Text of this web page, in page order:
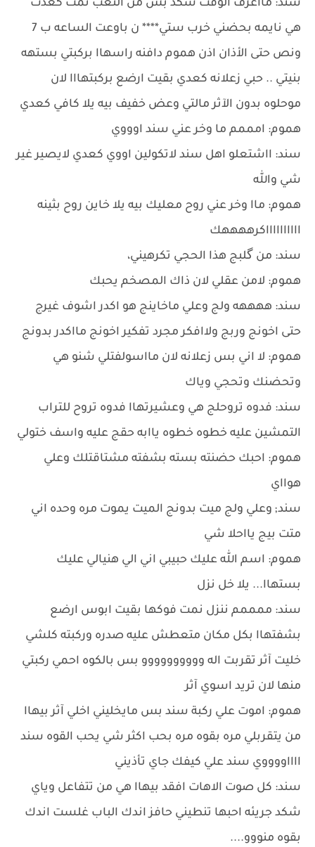
سند: مااعرف الوقت شكد بس من التعب نمت كعدت
هي نايمه بحضني خرب ستي**** ن باوعت الساعه ب 7
ونص حتى الأذان اذن هموم دافنه راسهاا بركبتي بستهه
بنيتي .. حبي زعلانه كعدي بقيت ارضع بركبتهااا لان
موحلوه بدون الآثر مالتي وعض خفيف بيه يلا كافي كعدي
هموم: امممم ما وخر عني سند اوووي
سند: ااشتعلو اهل سند لاتكولين اووي كعدي لايصير غير
شي والله
هموم: ماا وخر عني روح معليك بيه يلا خاين روح بثينه
ااااااااااكرههههك
سند: من گلبج هذا الحجي تكرهيني،
هموم: لامن عقلي لان ذاك المصخم يحبك
سند: ههههه ولج وعلي ماخاينج هو اكدر اشوف غيرج
حتى اخونج وربج ولاافكر مجرد تفكير اخونج مااكدر بدونج
هموم: لا اني بس زعلانه لان مااسولفتلي شنو هي
وتحضنك وتحجي وياك
سند: فدوه تروحلج هي وعشيرتهاا فدوه تروح للتراب
التمشين عليه خطوه خطوه ياابه حقج عليه واسف ختولي
هموم: احبك حضنته بسته بشفته مشتاقتلك وعلي
هوااي
سند; وعلي ولج ميت بدونج الميت يموت مره وحده اني
متت بيج يااحلا شي
هموم: اسم الله عليك حبيبي اني الي هنيالي عليك
بستهاا... يلا خل نزل
سند: ممممم ننزل نمت فوكها بقيت ابوس ارضع
بشفتهاا بكل مكان متعطش عليه صدره وركبته كلشي
خليت آثر تقربت اله وووووووووو بس بالكوه احمي ركبتي
منها لان تريد اسوي آثر
هموم: اموت علي ركبة سند بس مايخليني اخلي آثر بيهاا
من يتقربلي مره بقوه مره بحب اكثر شي يحب القوه سند
ااااووووي سند علي كيفك جاي تأذيني
سند: كل صوت الاهات افقد بيهاا هي من تتفاعل وياي
شكد جريئه احبها تنطيني حافز اندك الباب غلست اندك
بقوه منووو....